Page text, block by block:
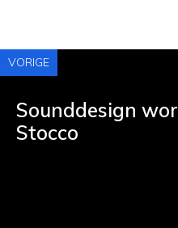
VORIGE
Sounddesign
Stocco